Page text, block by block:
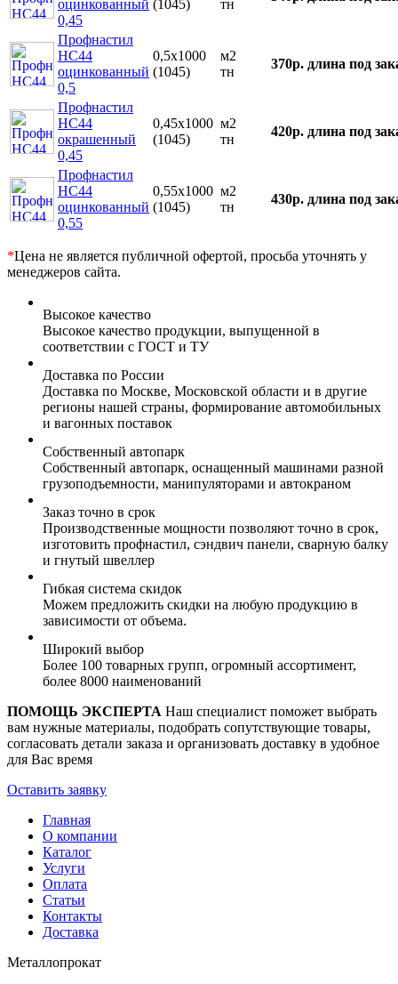
оцинкованный
0,45
(1045) тн
Профнастил
НС44
оцинкованный
0,5
0,5х1000
(1045)
м2
тн
370р. длина под
Профнастил
НС44
окрашенный
0,45
0,45х1000
(1045)
м2
тн
420р. длина под
Профнастил
НС44
оцинкованный
0,55
0,55х1000
(1045)
м2
тн
430р. длина под
*Цена не является публичной офертой, просьба уточнять у
менеджеров сайта.
Высокое качество
Высокое качество продукции, выпущенной в
соответствии с ГОСТ и ТУ
Доставка по России
Доставка по Москве, Московской области и в другие
регионы нашей страны, формирование автомобильных
и вагонных поставок
Собственный автопарк
Собственный автопарк, оснащенный машинами разной
грузоподъемности, манипуляторами и автокраном
Заказ точно в срок
Производственные мощности позволяют точно в срок,
изготовить профнастил, сэндвич панели, сварную балку
и гнутый швеллер
Гибкая система скидок
Можем предложить скидки на любую продукцию в
зависимости от объема.
Широкий выбор
Более 100 товарных групп, огромный ассортимент,
более 8000 наименований
ПОМОЩЬ ЭКСПЕРТА Наш специалист поможет выбрать
вам нужные материалы, подобрать сопутствующие товары,
согласовать детали заказа и организовать доставку в удобное
для Вас время
Оставить заявку
Главная
О компании
Каталог
Услуги
Оплата
Статьи
Контакты
Доставка
Металлопрокат